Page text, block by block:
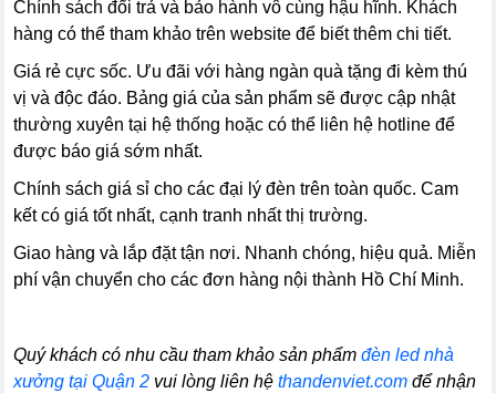
Chính sách đổi trả và bảo hành vô cùng hậu hĩnh. Khách
hàng có thể tham khảo trên website để biết thêm chi tiết.
Giá rẻ cực sốc. Ưu đãi với hàng ngàn quà tặng đi kèm thú
vị và độc đáo. Bảng giá của sản phẩm sẽ được cập nhật
thường xuyên tại hệ thống hoặc có thể liên hệ hotline để
được báo giá sớm nhất.
Chính sách giá sỉ cho các đại lý đèn trên toàn quốc. Cam
kết có giá tốt nhất, cạnh tranh nhất thị trường.
Giao hàng và lắp đặt tận nơi. Nhanh chóng, hiệu quả. Miễn
phí vận chuyển cho các đơn hàng nội thành Hồ Chí Minh.
Quý khách có nhu cầu tham khảo sản phẩmđèn led nhà
xưởng tại Quận 2 vui lòng liên hệthandenviet.com để nhận